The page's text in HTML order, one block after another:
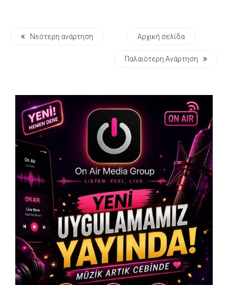
Νεότερη ανάρτηση Αρχική σελίδα
Παλαιότερη Ανάρτηση